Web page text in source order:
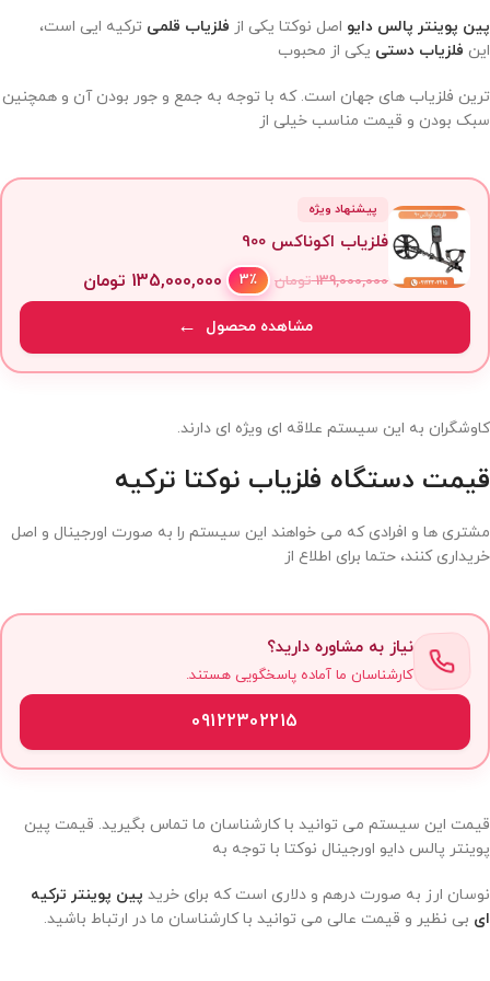
پین پوینتر پالس دایو اصل نوکتا یکی از فلزیاب قلمی ترکیه ایی است،
این فلزیاب دستی یکی از محبوب
ترین فلزیاب های جهان است. که با توجه به جمع و جور بودن آن و همچنین
سبک بودن و قیمت مناسب خیلی از
پیشنهاد ویژه
فلزیاب اکوناکس 900
139,000,000 تومان 3٪ 135,000,000 تومان
مشاهده محصول
کاوشگران به این سیستم علاقه ای ویژه ای دارند.
قیمت دستگاه فلزیاب نوکتا ترکیه
مشتری ها و افرادی که می خواهند این سیستم را به صورت اورجینال و اصل
خریداری کنند، حتما برای اطلاع از
نیاز به مشاوره دارید؟
کارشناسان ما آماده پاسخگویی هستند.
09122302215
قیمت این سیستم می توانید با کارشناسان ما تماس بگیرید. قیمت پین
پوینتر پالس دایو اورجینال نوکتا با توجه به
نوسان ارز به صورت درهم و دلاری است که برای خرید پین پوینتر ترکیه
ای بی نظیر و قیمت عالی می توانید با کارشناسان ما در ارتباط باشید.